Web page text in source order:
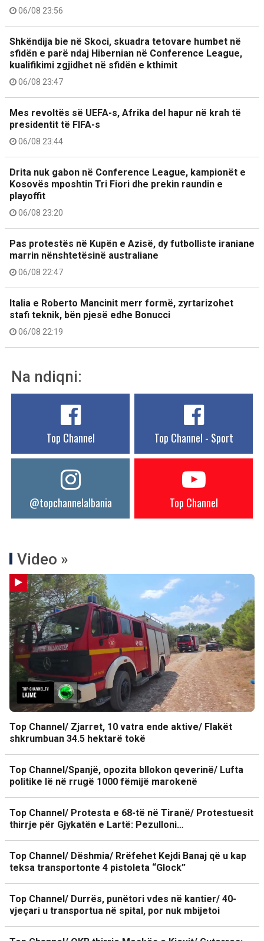
06/08 23:56
Shkëndija bie në Skoci, skuadra tetovare humbet në
sfidën e parë ndaj Hibernian në Conference League,
kualifikimi zgjidhet në sfidën e kthimit
06/08 23:47
Mes revoltës së UEFA-s, Afrika del hapur në krah të
presidentit të FIFA-s
06/08 23:44
Drita nuk gabon në Conference League, kampionët e
Kosovës mposhtin Tri Fiori dhe prekin raundin e
playoffit
06/08 23:20
Pas protestës në Kupën e Azisë, dy futbolliste iraniane
marrin nënshtetësinë australiane
06/08 22:47
Italia e Roberto Mancinit merr formë, zyrtarizohet
stafi teknik, bën pjesë edhe Bonucci
06/08 22:19
Na ndiqni:
Top Channel Top Channel - Sport
@topchannelalbania Top Channel
Video »
Top Channel/ Zjarret, 10 vatra ende aktive/ Flakët
shkrumbuan 34.5 hektarë tokë
Top Channel/Spanjë, opozita bllokon qeverinë/ Lufta
politike lë në rrugë 1000 fëmijë marokenë
Top Channel/ Protesta e 68-të në Tiranë/ Protestuesit
thirrje për Gjykatën e Lartë: Pezulloni…
Top Channel/ Dëshmia/ Rrëfehet Kejdi Banaj që u kap
teksa transportonte 4 pistoleta “Glock”
Top Channel/ Durrës, punëtori vdes në kantier/ 40-
vjeçari u transportua në spital, por nuk mbijetoi